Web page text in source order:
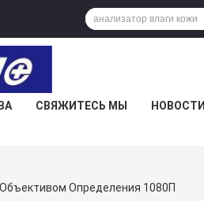
СВЯЖИТЕСЬ МЫ НОВОСТИ
Определения 1080П